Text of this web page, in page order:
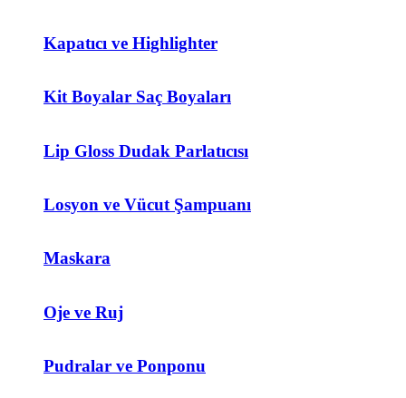
Kapatıcı ve Highlighter
Kit Boyalar Saç Boyaları
Lip Gloss Dudak Parlatıcısı
Losyon ve Vücut Şampuanı
Maskara
Oje ve Ruj
Pudralar ve Ponponu